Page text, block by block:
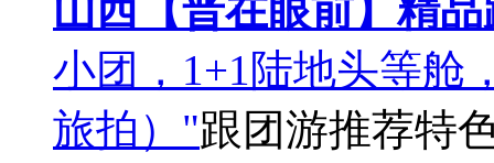
山西【晋在眼前】精
小团，1+1陆地头等舱
旅拍）"跟团游推荐特